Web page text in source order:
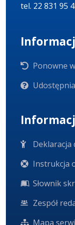
tel. 22 831 95
Ponowne
Deklaracja
Instrukcja
Słownik
Zespół
Mapa